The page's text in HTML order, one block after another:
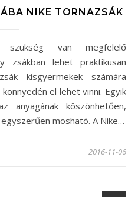
NIKE TORNAZSÁK
zsákban lehet praktikusan
kisgyermekek számára
el lehet vinni. Egyik
anyagának köszönhetően,
mosható. A Nike…
2016-11-06